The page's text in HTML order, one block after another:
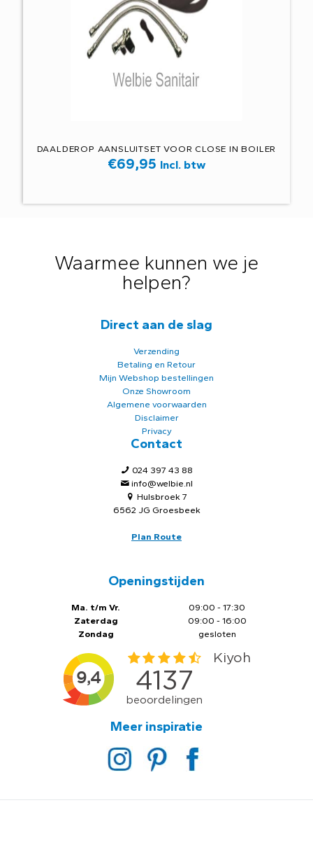
DAALDEROP AANSLUITSET VOOR CLOSE IN BOILER
€69,95 Incl. btw
Waarmee kunnen we je
helpen?
Direct aan de slag
Verzending
Betaling en Retour
Mijn Webshop bestellingen
Onze Showroom
Algemene voorwaarden
Disclaimer
Privacy
Contact
024 397 43 88
info@welbie.nl
Hulsbroek 7
6562 JG Groesbeek
Plan Route
Openingstijden
Ma. t/m Vr.
Zaterdag
Zondag
09:00 - 17:30
09:00 - 16:00
gesloten
Meer inspiratie